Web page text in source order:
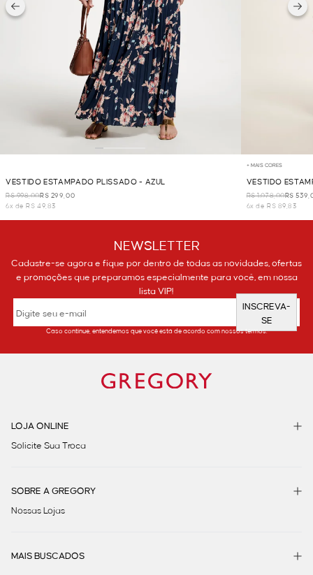
VESTIDO ESTAMPADO PLISSADO - AZUL
R$ 998,00R$ 299,00
6x de R$ 49,83
+ MAIS CORES
VESTIDO
R$ 1.078,00R$
6x de R$ 89,83
NEWSLETTER
Cadastre-se agora e fique por dentro de todas as novidades, ofertas
e promoções que preparamos especialmente para você, em nossa
lista VIP!
INSCREVA-
SE
Caso continue, entendemos que você está de acordo com nossos termos.
LOJA ONLINE
Solicite Sua Troca
SOBRE A GREGORY
Nossas Lojas
MAIS BUSCADOS